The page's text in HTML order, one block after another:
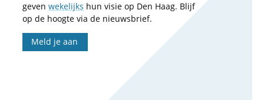
geven wekelijks hun visie op Den Haag. Blijf
op de hoogte via de nieuwsbrief.
Meld je aan